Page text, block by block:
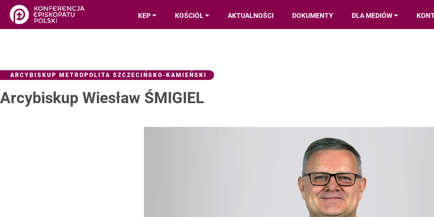
KEP KOŚCIÓŁ AKTUALNOŚCI DOKUMENTY DLA MEDIÓW
ARCYBISKUP METROPOLITA SZCZECIŃSKO-KAMIEŃSKI
Arcybiskup Wiesław ŚMIGIEL